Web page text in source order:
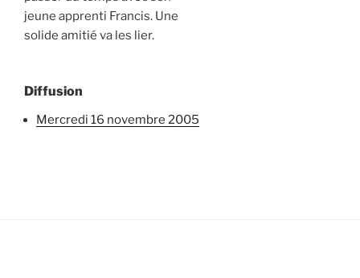
jeune apprenti Francis. Une
solide amitié va les lier.
Diffusion
mercredi 16 novembre 2005